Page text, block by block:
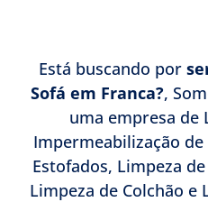
Está buscando por
Sofá em Franca?,
uma empresa de
Impermeabilização
Estofados, Limpeza
Limpeza de Colchão e